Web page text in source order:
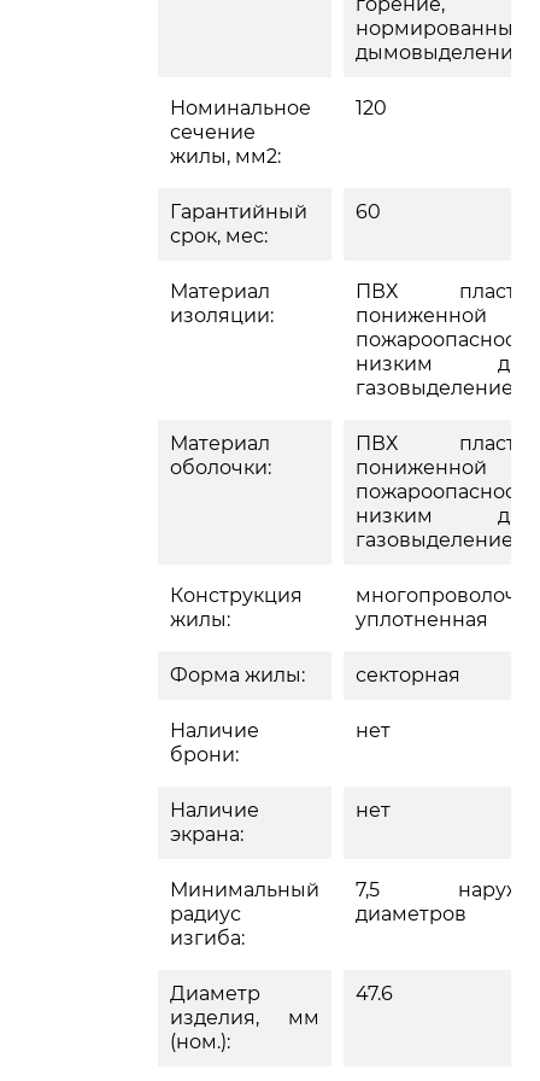
горение,
нормированным
Номинальное
сечение
жилы, мм2:
120
Гарантийный
срок, мес:
60
Материал
изоляции:
ПВХ
пониженной
низким
газовыделением
Материал
оболочки:
ПВХ
пониженной
низким
газовыделением
Конструкция
жилы:
уплотненная
Форма жилы: секторная
Наличие
брони:
нет
Наличие
экрана:
нет
Минимальный
радиус
изгиба:
7,5
диаметров
Диаметр
изделия, мм
(ном.):
47.6